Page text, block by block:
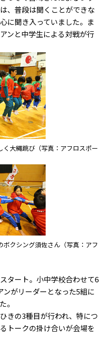
、普段は聞くことができな
に聞き入っていました。ま
ンと中学生による対戦が行
大縄跳び（写真：アフロスポー
クシング須佐さん（写真：アフ
タート。小中学校合わせて6
がリーダーとなった5組に
。
きの3種目が行われ、特につ
トークの掛け合いが会場を